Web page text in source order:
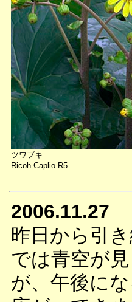
ツワブキ
Ricoh Caplio R5
2006.11.27
昨日から引
では青空が
が、午後に